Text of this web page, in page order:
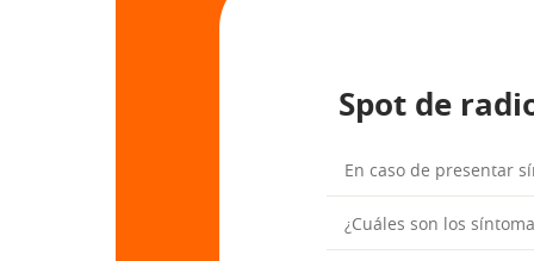
Spot de
En caso de presentar
¿Cuáles son los